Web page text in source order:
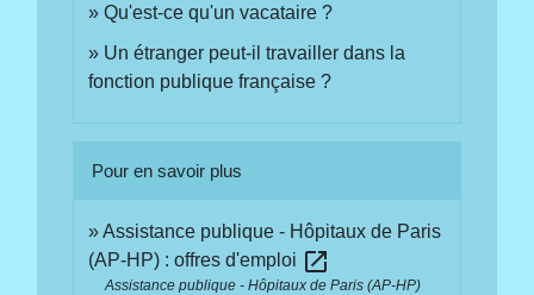
Qu'est-ce qu'un vacataire ?
Un étranger peut-il travailler dans la
fonction publique française ?
Pour en savoir plus
Assistance publique - Hôpitaux de Paris
(AP-HP) : offres d'emploi open_in_new
Assistance publique - Hôpitaux de Paris (AP-HP)